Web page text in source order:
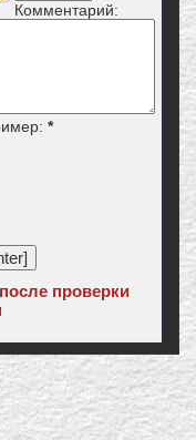
Комментарий:
*
проверки